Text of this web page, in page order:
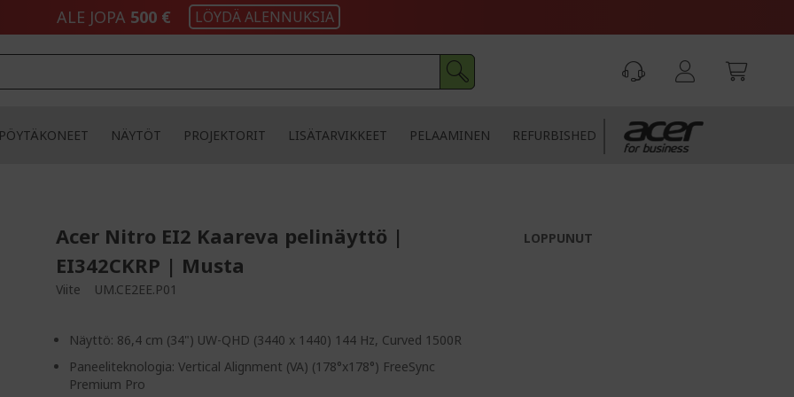
ALE JOPA 500 € LÖYDÄ ALENNUKSIA
PÖYTÄKONEET NÄYTÖT PROJEKTORIT LISÄTARVIKKEET PELAAMINEN REFURBISHED
Acer Nitro EI2 Kaareva pelinäyttö |
EI342CKRP | Musta
Viite UM.CE2EE.P01
Näyttö: 86,4 cm (34") UW-QHD (3440 x 1440) 144 Hz, Curved 1500R
Paneeliteknologia: Vertical Alignment (VA) (178°x178°) FreeSync
Premium Pro
LOPPUNUT